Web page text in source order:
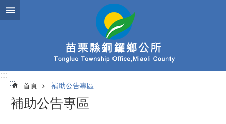
跳到主要內容區塊
:::
:::
首頁 補助公告專區
補助公告專區